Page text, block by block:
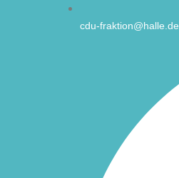
cdu-fraktion@halle.de